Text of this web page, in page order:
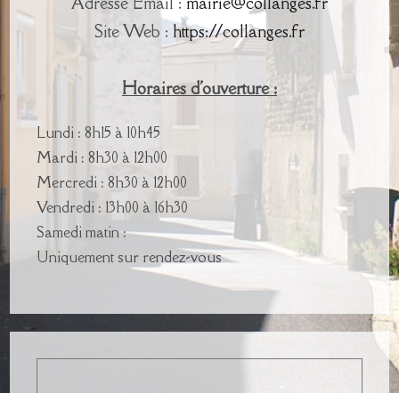
Site Web : https://collanges.fr
Horaires d'ouverture :
Lundi : 8h15 à 10h45
Mardi : 8h30 à 12h00
Mercredi : 8h30 à 12h00
Vendredi : 13h00 à 16h30
Samedi matin :
Uniquement sur rendez-vous